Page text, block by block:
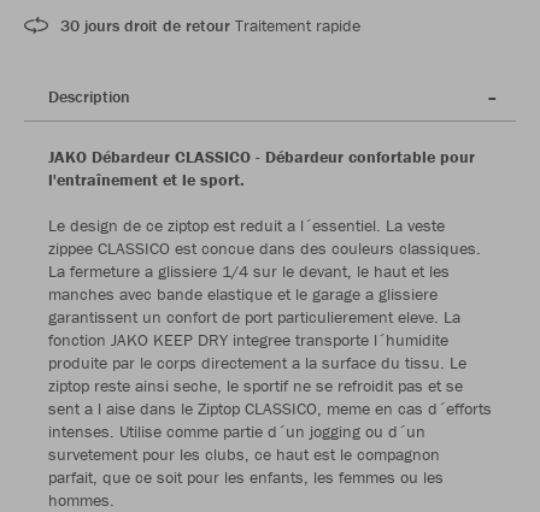
30 jours droit de retour Traitement rapide
Description
JAKO Débardeur CLASSICO - Débardeur confortable pour
l'entraînement et le sport.
Le design de ce ziptop est reduit a l´essentiel. La veste
zippee CLASSICO est concue dans des couleurs classiques.
La fermeture a glissiere 1/4 sur le devant, le haut et les
manches avec bande elastique et le garage a glissiere
garantissent un confort de port particulierement eleve. La
fonction JAKO KEEP DRY integree transporte l´humidite
produite par le corps directement a la surface du tissu. Le
ziptop reste ainsi seche, le sportif ne se refroidit pas et se
sent a l aise dans le Ziptop CLASSICO, meme en cas d´efforts
intenses. Utilise comme partie d´un jogging ou d´un
survetement pour les clubs, ce haut est le compagnon
parfait, que ce soit pour les enfants, les femmes ou les
hommes.